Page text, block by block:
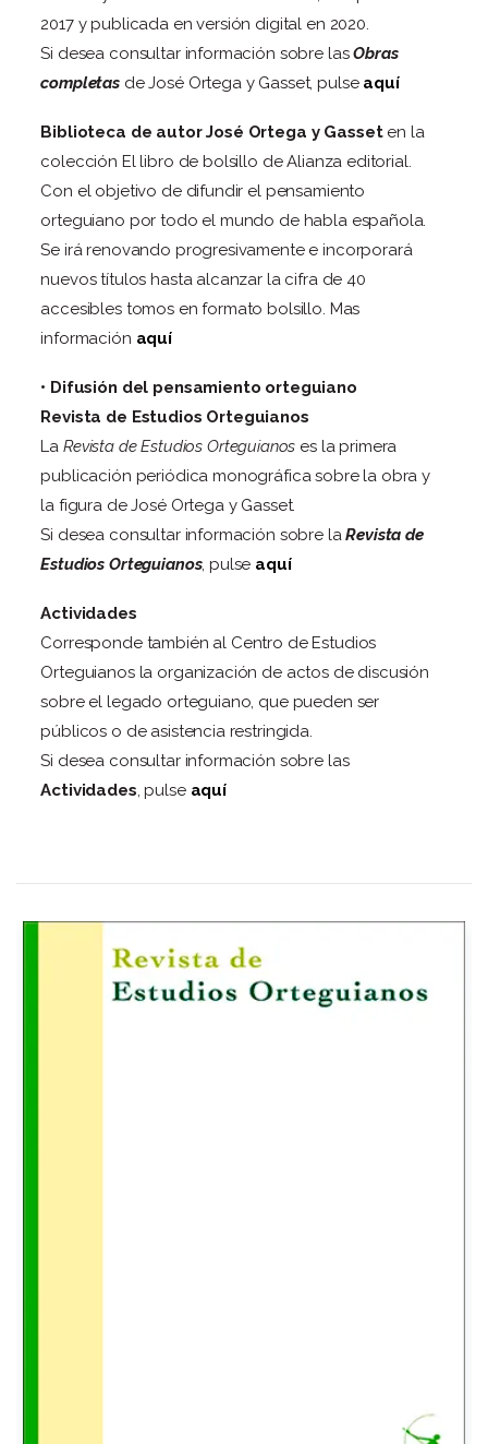
2017 y publicada en versión digital en 2020.
Si desea consultar información sobre lasObras
completas de José Ortega y Gasset, pulse aquí
Biblioteca de autor José Ortega y Gasseten la
colección El libro de bolsillo de Alianza editorial.
Con el objetivo de difundir el pensamiento
orteguiano por todo el mundo de habla española.
Se irá renovando progresivamente e incorporará
nuevos títulos hasta alcanzar la cifra de 40
accesibles tomos en formato bolsillo. Mas
información aquí
• Difusión del pensamiento orteguiano
Revista de Estudios Orteguianos
La Revista de Estudios Orteguianos es la primera
publicación periódica monográfica sobre la obra y
la figura de José Ortega y Gasset.
Si desea consultar información sobre laRevista de
Estudios Orteguianos, pulse aquí
Actividades
Corresponde también al Centro de Estudios
Orteguianos la organización de actos de discusión
sobre el legado orteguiano, que pueden ser
públicos o de asistencia restringida.
Si desea consultar información sobre las
Actividades, pulse aquí